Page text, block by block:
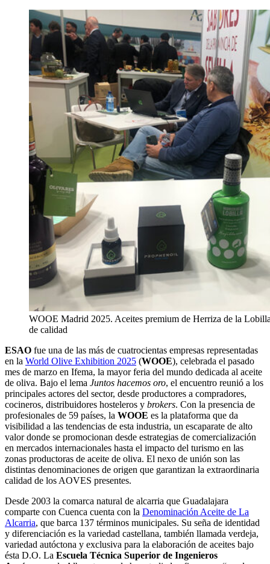
WOOE Madrid 2025. Aceites premium de Herriza de la
de calidad
ESAO fue una de las más de cuatrocientas empresas representadas
en la World Olive Exhibition 2025 (WOOE), celebrada el pasado
mes de marzo en Ifema, la mayor feria del mundo dedicada al aceite
de oliva. Bajo el lema Juntos hacemos oro, el encuentro reunió a los
principales actores del sector, desde productores a compradores,
cocineros, distribuidores hosteleros y brokers. Con la presencia de
profesionales de 59 países, la WOOE es la plataforma que da
visibilidad a las tendencias de esta industria, un escaparate de alto
valor donde se promocionan desde estrategias de comercialización
en mercados internacionales hasta el impacto del turismo en las
zonas productoras de aceite de oliva. El nexo de unión son las
distintas denominaciones de origen que garantizan la extraordinaria
calidad de los AOVES presentes.
Desde 2003 la comarca natural de alcarria que Guadalajara
comparte con Cuenca cuenta con la Denominación Aceite de La
Alcarria, que barca 137 términos municipales. Su seña de identidad
y diferenciación es la variedad castellana, también llamada verdeja,
variedad autóctona y exclusiva para la elaboración de aceites bajo
ésta D.O. La Escuela Técnica Superior de Ingenieros